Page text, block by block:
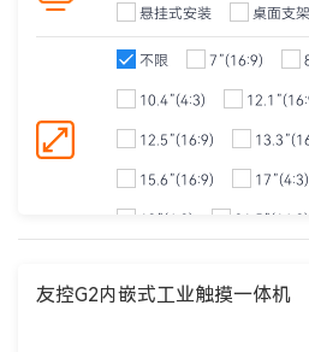
悬挂式安装 桌面支
不限 7”(16:9)
10.4”(4:3)
12.5”(16:9)
15.6”(16:9) 17”(4:3)
19”(4:3) 21.5”(16:9)
Intel Celeron (赛扬)
友控G2内嵌式工业触摸一体机